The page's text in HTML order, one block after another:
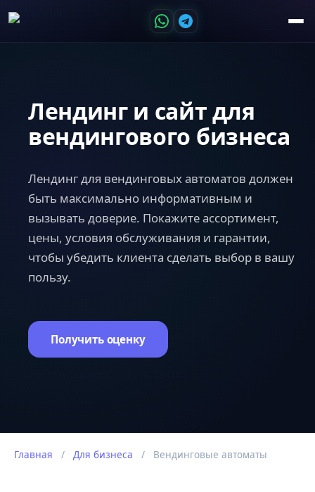
Лендинг и сайт для
вендингового бизнеса
Лендинг для вендинговых автоматов должен
быть максимально информативным и
вызывать доверие. Покажите ассортимент,
цены, условия обслуживания и гарантии,
чтобы убедить клиента сделать выбор в вашу
пользу.
Получить оценку
Главная / Для бизнеса / Вендинговые автоматы